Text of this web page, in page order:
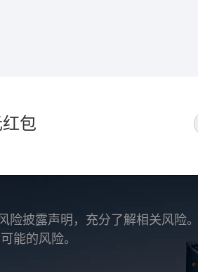
包
险披露声明，充分了解相关风
能的风险。